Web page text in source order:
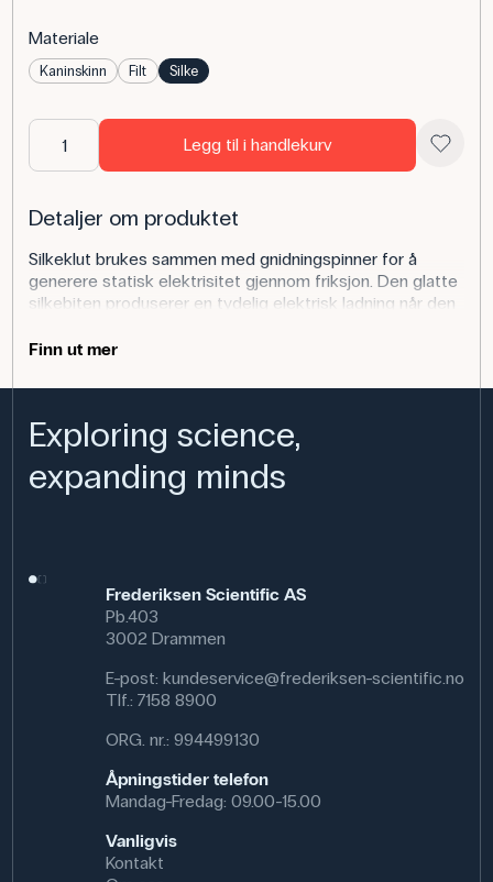
Materiale
Kaninskinn Filt Silke
Legg til i handlekurv
Detaljer om produktet
Silkeklut brukes sammen med gnidningspinner for å
generere statisk elektrisitet gjennom friksjon. Den glatte
silkebiten produserer en tydelig elektrisk ladning når den
undersøke hvordan ulike materialer reagerer når de
gnides mot hverandre, og hvordan positive og negative
ladninger oppstår. Den brukes ofte sammen med
isoporstenger og elektroskop som en del av klassiske
Dimensjoner: (L x B) 190 mm x 190 mm
Materiale: Silke
Finn ut mer
Exploring science,
expanding minds
Frederiksen Scientific AS
Pb.403
3002 Drammen
E-post: kundeservice@frederiksen-scientific.no
Tlf.: 7158 8900
ORG. nr.: 994499130
Åpningstider telefon
Mandag-Fredag: 09.00-15.00
Vanligvis
Kontakt